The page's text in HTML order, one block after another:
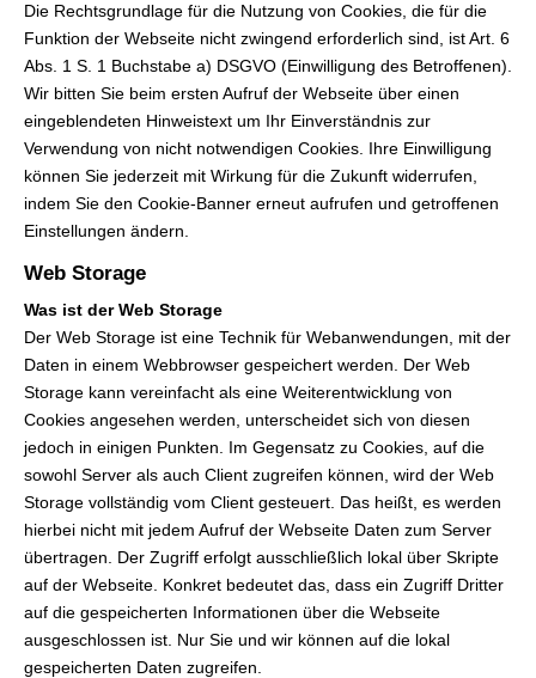
Die Rechtsgrundlage für die Nutzung von Cookies, die für die
Funktion der Webseite nicht zwingend erforderlich sind, ist Art. 6
Abs. 1 S. 1 Buchstabe a) DSGVO (Einwilligung des Betroffenen).
Wir bitten Sie beim ersten Aufruf der Webseite über einen
eingeblendeten Hinweistext um Ihr Einverständnis zur
Verwendung von nicht notwendigen Cookies. Ihre Einwilligung
können Sie jederzeit mit Wirkung für die Zukunft widerrufen,
indem Sie den Cookie-Banner erneut aufrufen und getroffenen
Einstellungen ändern.
Web Storage
Was ist der Web Storage
Der Web Storage ist eine Technik für Webanwendungen, mit der
Daten in einem Webbrowser gespeichert werden. Der Web
Storage kann vereinfacht als eine Weiterentwicklung von
Cookies angesehen werden, unterscheidet sich von diesen
jedoch in einigen Punkten. Im Gegensatz zu Cookies, auf die
sowohl Server als auch Client zugreifen können, wird der Web
Storage vollständig vom Client gesteuert. Das heißt, es werden
hierbei nicht mit jedem Aufruf der Webseite Daten zum Server
übertragen. Der Zugriff erfolgt ausschließlich lokal über Skripte
auf der Webseite. Konkret bedeutet das, dass ein Zugriff Dritter
auf die gespeicherten Informationen über die Webseite
ausgeschlossen ist. Nur Sie und wir können auf die lokal
gespeicherten Daten zugreifen.